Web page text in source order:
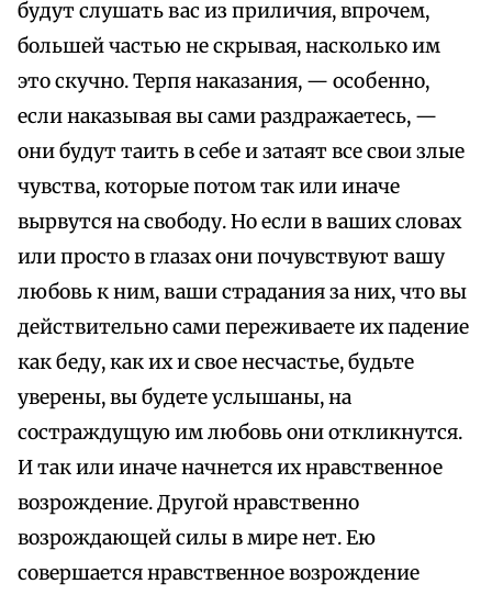
будут слушать вас из приличия, впрочем,
большей частью не скрывая, насколько им
это скучно. Терпя наказания, — особенно,
если наказывая вы сами раздражаетесь, —
они будут таить в себе и затаят все свои злые
чувства, которые потом так или иначе
вырвутся на свободу. Но если в ваших словах
или просто в глазах они почувствуют вашу
любовь к ним, ваши страдания за них, что вы
действительно сами переживаете их падение
как беду, как их и свое несчастье, будьте
уверены, вы будете услышаны, на
состраждущую им любовь они откликнутся.
И так или иначе начнется их нравственное
возрождение. Другой нравственно
возрождающей силы в мире нет. Ею
совершается нравственное возрождение